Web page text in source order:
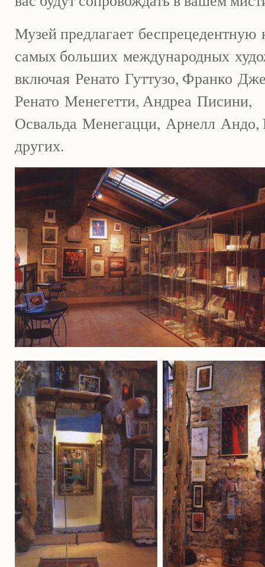
Музей предлагает беспрецедентную
самых больших международных
включая Ренато Гуттузо, Франко
Ренато Менегетти, Андреа Писини,
Освальда Менегацци, Арнелл Андо,
других.